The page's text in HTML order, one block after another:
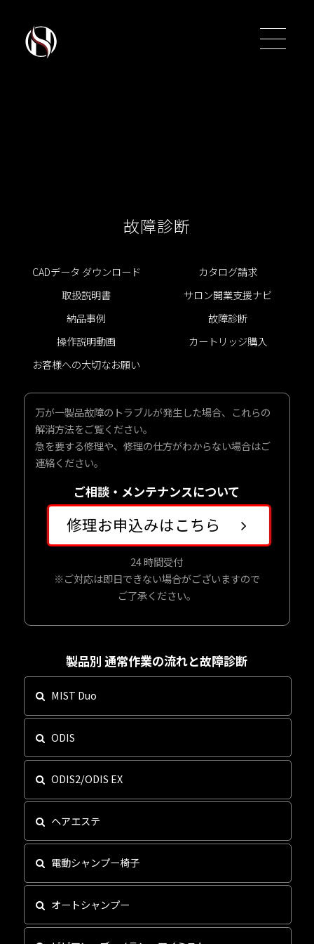
トップ
トップ
シャンプーユニット
シャンプーユニット
バー＆ユニセックス
バー＆ユニセックス
タイリングチェアー
タイリングチェアー
促進器
促進器
その他
その他
大廣について
大廣について
サポート
サポート
お問い合わせ
お問い合わせ
ンラインショップ
ンラインショップ
修理のお申込み
修理のお申込み
故障診断
CADデータ ダウンロード
カタログ請求
取扱説明書
サロン開業支援ナビ
納品事例
故障診断
操作説明動画
カートリッジ購入
お客様への大切なお願い
万が一製品故障のトラブルが発生した場合、これらの
解消方法をご覧ください。
急を要する修理や、修理の仕方がわからない場合はご
連絡ください。
ご相談・メンテナンスについて
修理お申込みはこちら
24 時間受付
※ご対応は即日できない場合がございますので
ご了承ください。
製品別 通常作業の流れと故障診断
MIST Duo
ODIS
ODIS2/ODIS EX
ヘアエステ
電動シャンプー椅子
オートシャンプー